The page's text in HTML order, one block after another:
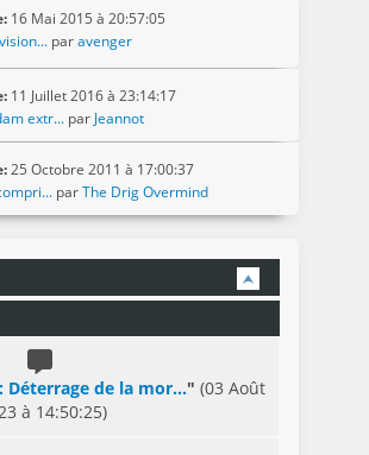
16 Mai 2015 à 20:57:05
paravenger
11 Juillet 2016 à 23:14:17
extr... par Jeannot
25 Octobre 2011 à 17:00:37
parThe Drig Overmind
Déterrage de la mor..." (03 Août
à 14:50:25)